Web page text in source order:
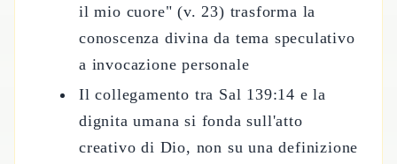
il mio cuore" (v. 23) trasforma la
conoscenza divina da tema speculativo
a invocazione personale
Il collegamento tra Sal 139:14 e la
dignita umana si fonda sull'atto
creativo di Dio, non su una definizione